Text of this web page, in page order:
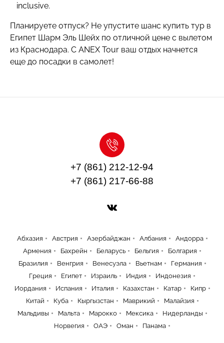
inclusive.
Планируете отпуск? Не упустите шанс купить тур в
Египет Шарм Эль Шейх по отличной цене с вылетом
из Краснодара. С ANEX Tour ваш отдых начнется
еще до посадки в самолет!
+7 (861) 212-12-94
+7 (861) 217-66-88
Абхазия Австрия Азербайджан Албания
Андорра
Армения
Бахрейн Беларусь Бельгия
Болгария
Бразилия
Венгрия Венесуэла Вьетнам
Германия
Греция
Египет Израиль Индия
Индонезия
Иордания
Испания Италия Казахстан Катар
Кипр
Китай
Куба Кыргызстан Маврикий
Малайзия
Мальдивы
Мальта Марокко Мексика
Нидерланды
Норвегия
ОАЭ Оман Панама